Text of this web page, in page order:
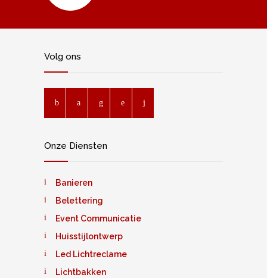
Volg ons
Onze Diensten
Banieren
Belettering
Event Communicatie
Huisstijlontwerp
Led Lichtreclame
Lichtbakken